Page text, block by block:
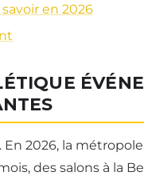
en 2026
2026, la
des salons à la